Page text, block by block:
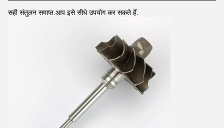
सही संतुलन समाप्त.आप इसे सीधे उपयोग कर सकते हैं.